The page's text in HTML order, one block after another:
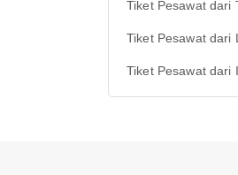
Tiket Pesawat dari
Tiket Pesawat dari
Tiket Pesawat dari